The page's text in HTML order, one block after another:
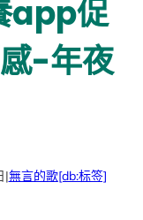
app促
-年夜
|無言的歌[db:标签]